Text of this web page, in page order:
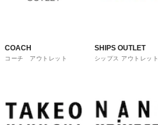
COACH
コーチ アウトレット
SHIPS OUTLET
シップス アウトレット